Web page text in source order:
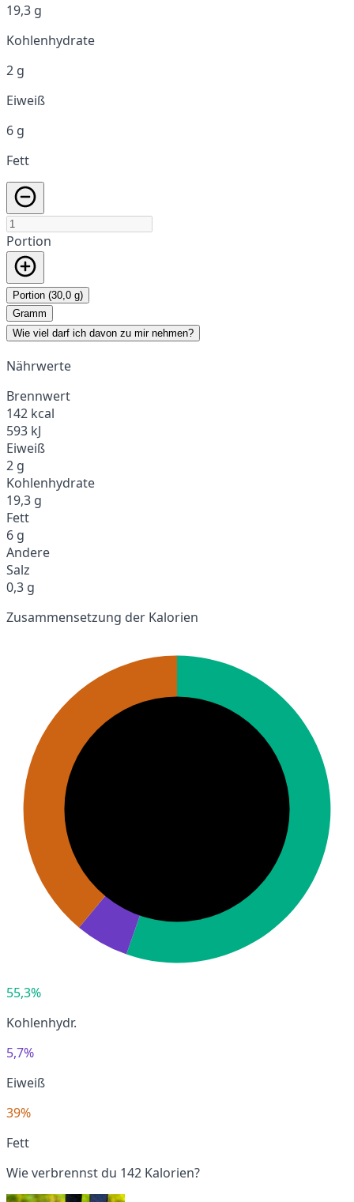
19,3 g
Kohlenhydrate
2 g
Eiweiß
6 g
Fett
Portion
Portion (30,0 g)
Gramm
Wie viel darf ich davon zu mir nehmen?
Nährwerte
Brennwert
142 kcal
593 kJ
Eiweiß
2 g
Kohlenhydrate
19,3 g
Fett
6 g
Andere
Salz
0,3 g
Zusammensetzung der Kalorien
55,3%
Kohlenhydr.
5,7%
Eiweiß
39%
Fett
Wie verbrennst du 142 Kalorien?